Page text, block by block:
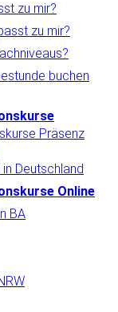
zu mir?
zu mir?
buchen
Präsenz
Deutschland
Online
BA